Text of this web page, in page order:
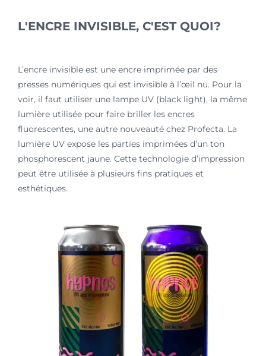
L'ENCRE INVISIBLE, C'EST QUOI?
L’encre invisible est une encre imprimée par des
presses numériques qui est invisible à l’œil nu. Pour la
voir, il faut utiliser une lampe UV (black light), la même
lumière utilisée pour faire briller les encres
fluorescentes, une autre nouveauté chez Profecta. La
lumière UV expose les parties imprimées d’un ton
phosphorescent jaune. Cette technologie d’impression
peut être utilisée à plusieurs fins pratiques et
esthétiques.